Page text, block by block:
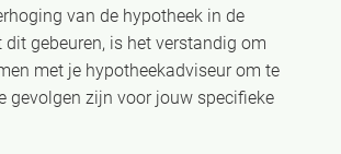
van de hypotheek in de
gebeuren, is het verstandig om
met je hypotheekadviseur om te
gevolgen zijn voor jouw specifieke